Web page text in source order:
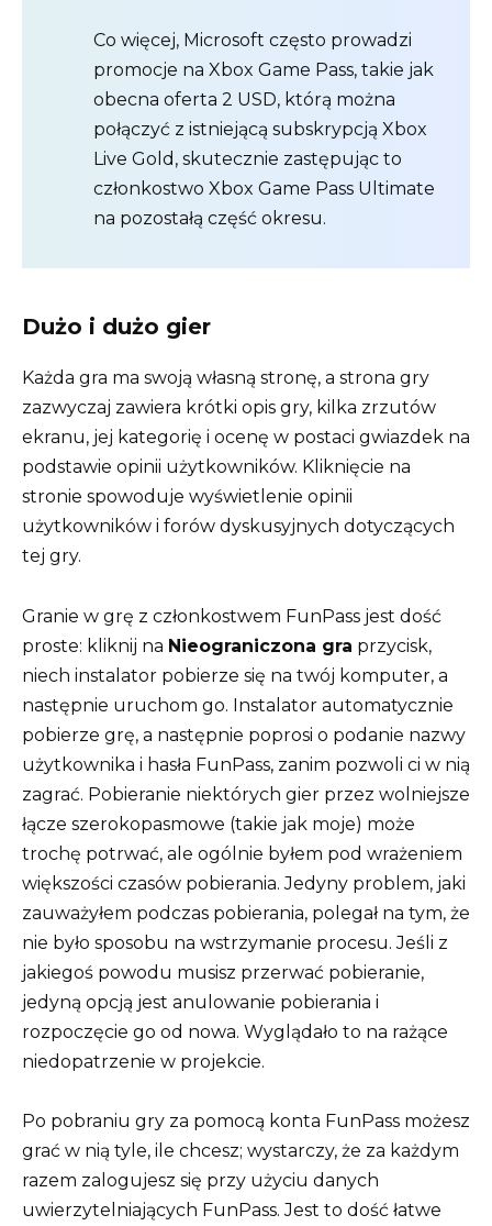
Co więcej, Microsoft często prowadzi
promocje na Xbox Game Pass, takie jak
obecna oferta 2 USD, którą można
połączyć z istniejącą subskrypcją Xbox
Live Gold, skutecznie zastępując to
członkostwo Xbox Game Pass Ultimate
na pozostałą część okresu.
Dużo i dużo gier
Każda gra ma swoją własną stronę, a strona gry
zazwyczaj zawiera krótki opis gry, kilka zrzutów
ekranu, jej kategorię i ocenę w postaci gwiazdek na
podstawie opinii użytkowników. Kliknięcie na
stronie spowoduje wyświetlenie opinii
użytkowników i forów dyskusyjnych dotyczących
tej gry.
Granie w grę z członkostwem FunPass jest dość
proste: kliknij na Nieograniczona gra przycisk,
niech instalator pobierze się na twój komputer, a
następnie uruchom go. Instalator automatycznie
pobierze grę, a następnie poprosi o podanie nazwy
użytkownika i hasła FunPass, zanim pozwoli ci w nią
zagrać. Pobieranie niektórych gier przez wolniejsze
łącze szerokopasmowe (takie jak moje) może
trochę potrwać, ale ogólnie byłem pod wrażeniem
większości czasów pobierania. Jedyny problem, jaki
zauważyłem podczas pobierania, polegał na tym, że
nie było sposobu na wstrzymanie procesu. Jeśli z
jakiegoś powodu musisz przerwać pobieranie,
jedyną opcją jest anulowanie pobierania i
rozpoczęcie go od nowa. Wyglądało to na rażące
niedopatrzenie w projekcie.
Po pobraniu gry za pomocą konta FunPass możesz
grać w nią tyle, ile chcesz; wystarczy, że za każdym
razem zalogujesz się przy użyciu danych
uwierzytelniających FunPass. Jest to dość łatwe